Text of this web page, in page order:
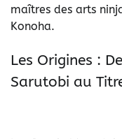
maîtres des arts
Konoha.
Les Origines :
Sarutobi au